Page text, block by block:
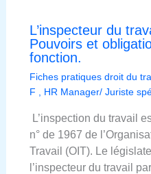
L’inspecteur du
Pouvoirs et
fonction.
Fiches pratiques droit du
F , HR Manager/ Juriste
L’inspection du travail
n° de 1967 de
Travail (OIT). Le
l’inspecteur du travail